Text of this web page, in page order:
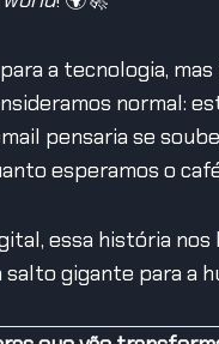
a tecnologia,
normal:
pensaria se
esperamos o
essa história
gigante para a